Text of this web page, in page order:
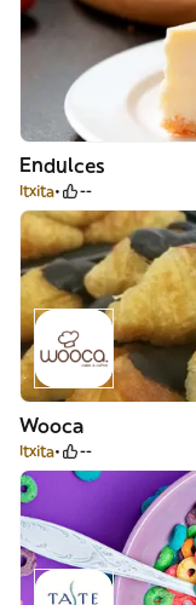
Endulces
Itxita --
Wooca
Itxita --